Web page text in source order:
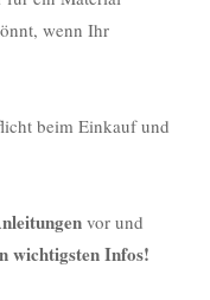
wenn Ihr
beim Einkauf und
vor und
wichtigsten Infos!